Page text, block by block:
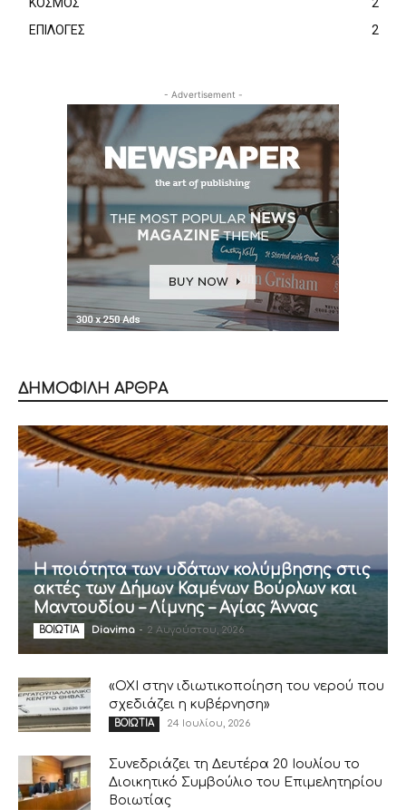
ΕΠΙΛΟΓΕΣ
2
- Advertisement -
ΔΗΜΟΦΙΛΗ ΑΡΘΡΑ
Η ποιότητα των υδάτων κολύμβησης στις
ακτές των Δήμων Καμένων Βούρλων και
Μαντουδίου – Λίμνης – Αγίας Άννας
ΒΟΙΩΤΙΑ Diavima - 2 Αυγούστου, 2026
«ΟΧΙ στην ιδιωτικοποίηση του νερού που
σχεδιάζει η κυβέρνηση»
ΒΟΙΩΤΙΑ 24 Ιουλίου, 2026
Συνεδριάζει τη Δευτέρα 20 Ιουλίου το
Διοικητικό Συμβούλιο του Επιμελητηρίου
Βοιωτίας